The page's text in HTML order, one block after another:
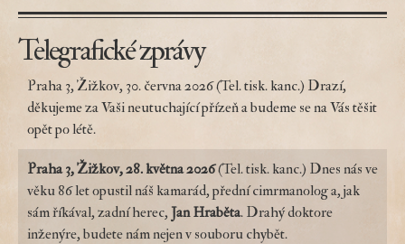
Telegrafické zprávy
Praha 3, Žižkov, 30. června 2026 (Tel. tisk. kanc.) Drazí,
děkujeme za Vaši neutuchající přízeň a budeme se na Vás těšit
opět po létě.
Praha 3, Žižkov, 28. května 2026(Tel. tisk. kanc.) Dnes nás ve
věku 86 let opustil náš kamarád, přední cimrmanolog a, jak
sám říkával, zadní herec, Jan Hraběta. Drahý doktore
inženýre, budete nám nejen v souboru chybět.